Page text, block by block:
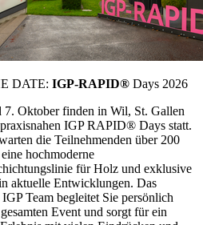
DATE: IGP-RAPID® Days 2026
7. Oktober finden in Wil, St. Gallen
IGP RAPID® Days statt.
die Teilnehmenden über 200
hochmoderne
für Holz und exklusive
aktuelle Entwicklungen. Das
Team begleitet Sie persönlich
Event und sorgt für ein